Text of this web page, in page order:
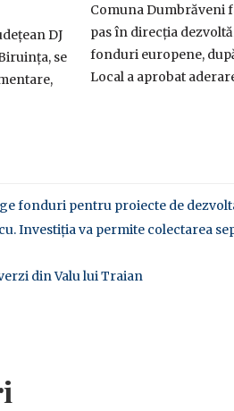
DJ
se
Comuna Dumbrăveni
pas în direcția
fonduri europene,
Local a aprobat
fonduri pentru proiecte de
Investiția va permite colectarea
din Valu lui Traian